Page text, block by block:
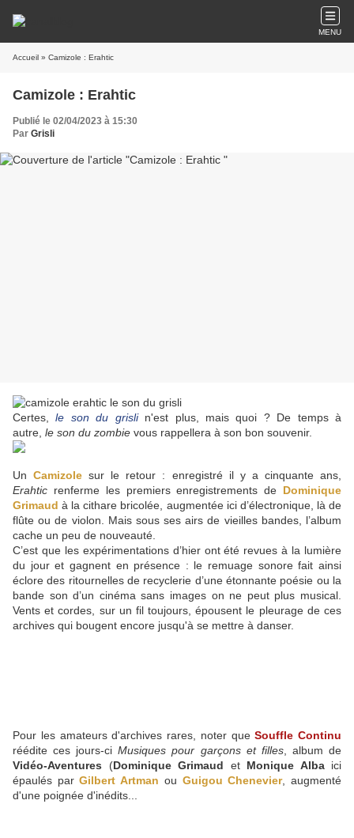
MENU
Accueil » Camizole : Erahtic
Camizole : Erahtic
Publié le 02/04/2023 à 15:30
Par Grisli
Certes,le son du grislin'est plus, mais quoi ? De temps à
autre, le son du zombie vous rappellera à son bon souvenir.
UnCamizole sur le retour : enregistré il y a cinquante ans,
Erahtic renferme les premiers enregistrements de Dominique
Grimaud à la cithare bricolée, augmentée ici d’électronique, là de
flûte ou de violon. Mais sous ses airs de vieilles bandes, l’album
cache un peu de nouveauté.
C’est que les expérimentations d’hier ont été revues à la lumière
du jour et gagnent en présence : le remuage sonore fait ainsi
éclore des ritournelles de recyclerie d’une étonnante poésie ou la
bande son d’un cinéma sans images on ne peut plus musical.
Vents et cordes, sur un fil toujours, épousent le pleurage de ces
archives qui bougent encore jusqu'à se mettre à danser.
Pour les amateurs d'archives rares, noter queSouffle Continu
réédite ces jours-ciMusiques pour garçons et filles, album de
Vidéo-Aventures (Dominique Grimaud et Monique Albaici
épaulés parGilbert Artman ou Guigou Chenevier, augmenté
d'une poignée d'inédits...